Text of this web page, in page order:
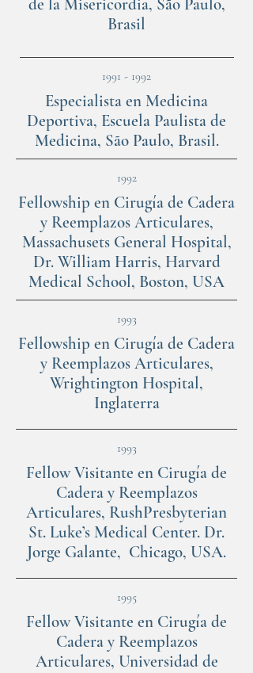
de la Misericordia, São Paulo,
Brasil
1991 - 1992
Especialista en Medicina
Deportiva, Escuela Paulista de
Medicina, São Paulo, Brasil.
1993
Fellowship en Cirugía de Cadera
y Reemplazos Articulares,
Wrightington Hospital,
Inglaterra
1993
Fellow Visitante en Cirugía de
Cadera y Reemplazos
Articulares, RushPresbyterian
St. Luke’s Medical Center. Dr.
Jorge Galante, Chicago, USA.
1995
Fellow Visitante en Cirugía de
Cadera y Reemplazos
Articulares, Universidad de
1992
Fellowship en Cirugía de Cadera
y Reemplazos Articulares,
Massachusets General Hospital,
Dr. William Harris, Harvard
Medical School, Boston, USA